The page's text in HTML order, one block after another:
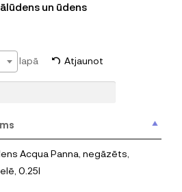
un ūdens
lapā Atjaunot
Acqua Panna, negāzēts,
0.25l